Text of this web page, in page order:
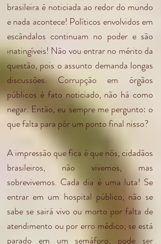
brasileira é noticiada ao redor do mundo
e nada acontece! Políticos envolvidos em
escândalos continuam no poder e são
inatingíveis! Não vou entrar no mérito da
questão, pois o assunto demanda longas
discussões. Corrupção em órgãos
públicos é fato noticiado, não há como
negar. Então, eu sempre me pergunto: o
que falta para pôr um ponto final nisso?
A impressão que fica é que nós, cidadãos
brasileiros, não vivemos, mas
sobrevivemos. Cada dia é uma luta! Se
entrar em um hospital público, não se
sabe se sairá vivo ou morto por falta de
atendimento ou por erro médico; se está
parado em um semáforo, pode ser